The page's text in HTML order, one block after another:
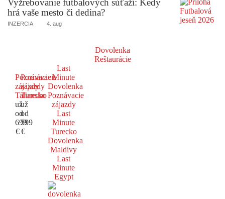
Vyžrebovanie futbalových súťaží: Kedy
hrá vaše mesto či dedina?
INZERCIA 4. aug
Dovolenka
Reštaurácie
Poznávacie
zájazdy
Taliansko
už
od
699
€
Poznávacie
zájazdy
Turecko
už
od
599
€
Last
Minute
Dovolenka
Poznávacie
zájazdy
Last
Minute
Turecko
Dovolenka
Maldivy
Last
Minute
Egypt